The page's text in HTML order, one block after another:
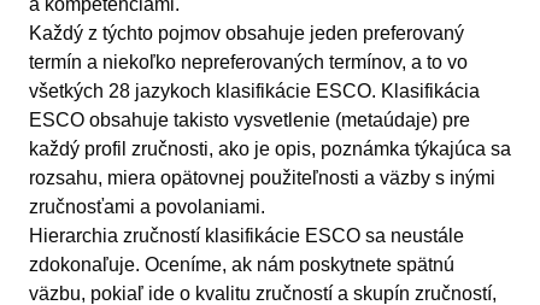
a kompetenciami.
Každý z týchto pojmov obsahuje jeden preferovaný
termín a niekoľko nepreferovaných termínov, a to vo
všetkých 28 jazykoch klasifikácie ESCO. Klasifikácia
ESCO obsahuje takisto vysvetlenie (metaúdaje) pre
každý profil zručnosti, ako je opis, poznámka týkajúca sa
rozsahu, miera opätovnej použiteľnosti a väzby s inými
zručnosťami a povolaniami.
Hierarchia zručností klasifikácie ESCO sa neustále
zdokonaľuje. Oceníme, ak nám poskytnete spätnú
väzbu, pokiaľ ide o kvalitu zručností a skupín zručností,